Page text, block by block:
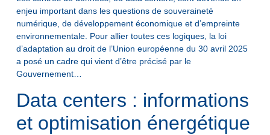
enjeu important dans les questions de souveraineté
numérique, de développement économique et d’empreinte
environnementale. Pour allier toutes ces logiques, la loi
d’adaptation au droit de l’Union européenne du 30 avril 2025
a posé un cadre qui vient d’être précisé par le
Gouvernement…
Data centers : informations
et optimisation énergétique